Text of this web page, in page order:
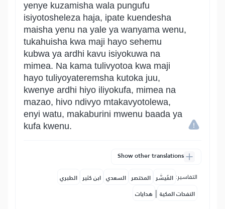
yenye kuzamisha wala pungufu
isiyotosheleza haja, ipate kuendesha
maisha yenu na yale ya wanyama wenu,
tukahuisha kwa maji hayo sehemu
kubwa ya ardhi kavu isiyokuwa na
mimea. Na kama tulivyotoa kwa maji
hayo tuliyoyateremsha kutoka juu,
kwenye ardhi hiyo iliyokufa, mimea na
mazao, hivo ndivyo mtakavyotolewa,
enyi watu, makaburini mwenu baada ya
kufa kwenu.
Show other translations
التفاسير: المُيسَّر المختصر السعدي ابن كثير الطبري
النفحات المكية | هدايات